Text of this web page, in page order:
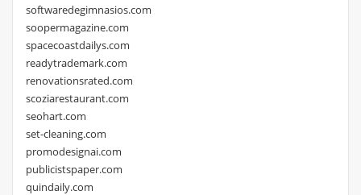
softwaredegimnasios.com
soopermagazine.com
spacecoastdailys.com
readytrademark.com
renovationsrated.com
scoziarestaurant.com
seohart.com
set-cleaning.com
promodesignai.com
publicistspaper.com
quindaily.com